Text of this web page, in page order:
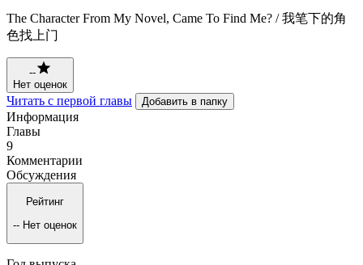
The Character From My Novel, Came To Find Me? / 我笔下的角
色找上门
--
Нет оценок
Читать с первой главы Добавить в папку
Информация
Главы
9
Комментарии
Обсуждения
Рейтинг
-- Нет оценок